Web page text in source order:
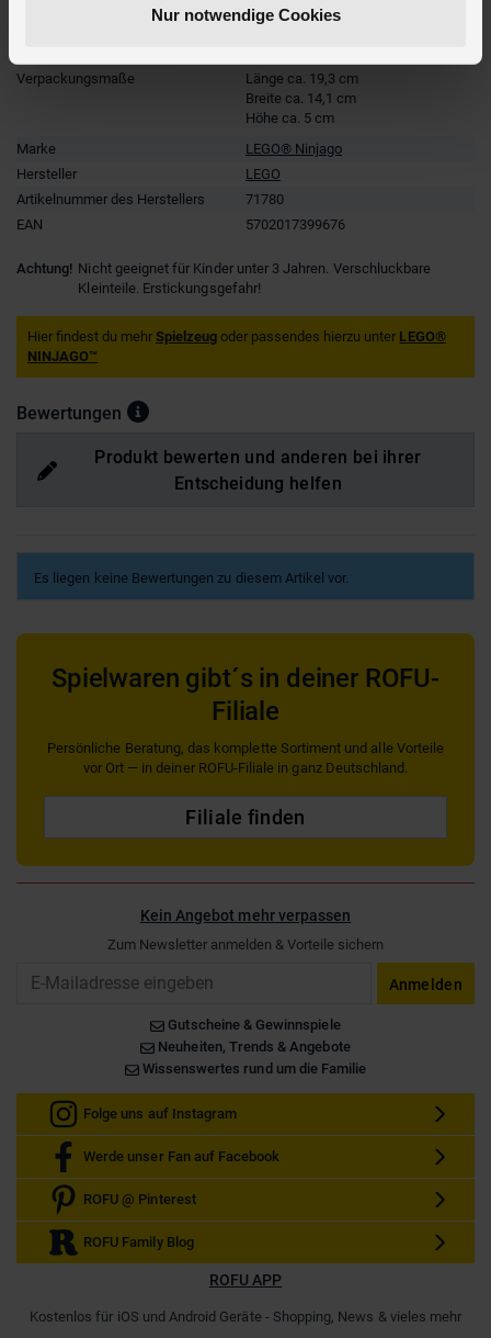
Nur notwendige Cookies
ab 6 Jahre
Verpackungsmaße
Länge ca. 19,3 cm
Breite ca. 14,1 cm
Höhe ca. 5 cm
Marke
LEGO® Ninjago
Hersteller
LEGO
Artikelnummer des Herstellers
71780
EAN
5702017399676
Achtung! Nicht geeignet für Kinder unter 3 Jahren. Verschluckbare
Kleinteile. Erstickungsgefahr!
Hier findest du mehr Spielzeug oder passendes hierzu unter LEGO®
NINJAGO™
Bewertungen
Produkt bewerten und anderen bei ihrer
Entscheidung helfen
Es liegen keine Bewertungen zu diesem Artikel vor.
Spielwaren gibt´s in deiner ROFU-
Filiale
Persönliche Beratung, das komplette Sortiment und alle Vorteile
vor Ort — in deiner ROFU-Filiale in ganz Deutschland.
Filiale finden
Kein Angebot mehr verpassen
Zum Newsletter anmelden & Vorteile sichern
Anmelden
Gutscheine & Gewinnspiele
Neuheiten, Trends & Angebote
Wissenswertes rund um die Familie
Folge uns auf Instagram
Werde unser Fan auf Facebook
ROFU @ Pinterest
ROFU Family Blog
ROFU APP
Kostenlos für iOS und Android Geräte - Shopping, News & vieles mehr